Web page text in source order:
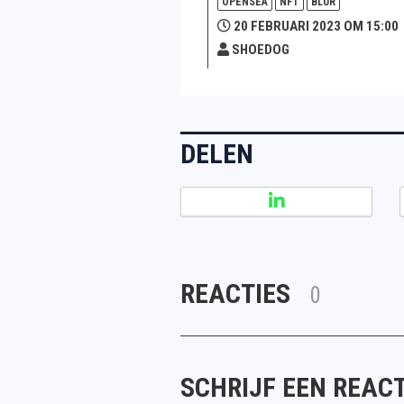
20 FEBRUARI 2023 OM 15:00
SHOEDOG
DELEN
REACTIES 0
SCHRIJF EEN